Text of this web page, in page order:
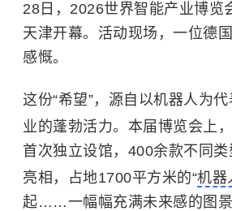
28日，2026世界智能产业博览
天津开幕。活动现场，一位德
感慨。
这份“希望”，源自以机器人为
业的蓬勃活力。本届博览会上，
首次独立设馆，400余款不同
亮相，占地1700平方米的“机器
起……一幅幅充满未来感的图景